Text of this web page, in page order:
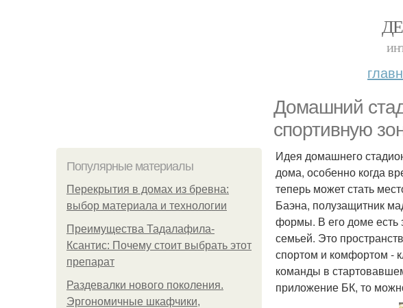
Домашний
спортивную
Популярные материалы
Перекрытия в домах из бревна:
выбор материала и технологии
Преимущества Тадалафила-
Ксантис: Почему стоит выбрать этот
препарат
Раздевалки нового поколения.
Эргономичные шкафчики,
Идея домашнего
дома, особенно когда
теперь может стать
Баэна, полузащитник
формы. В его доме есть
семьей. Это
спортом и комфортом -
команды в
приложение БК, то